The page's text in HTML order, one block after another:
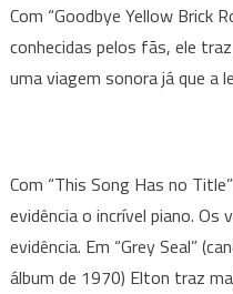
Com “Goodbye Yellow Brick
conhecidas pelos fãs, ele
uma viagem sonora já que a
Com “This Song Has no
evidência o incrível piano. Os
evidência. Em “Grey Seal”
álbum de 1970) Elton traz